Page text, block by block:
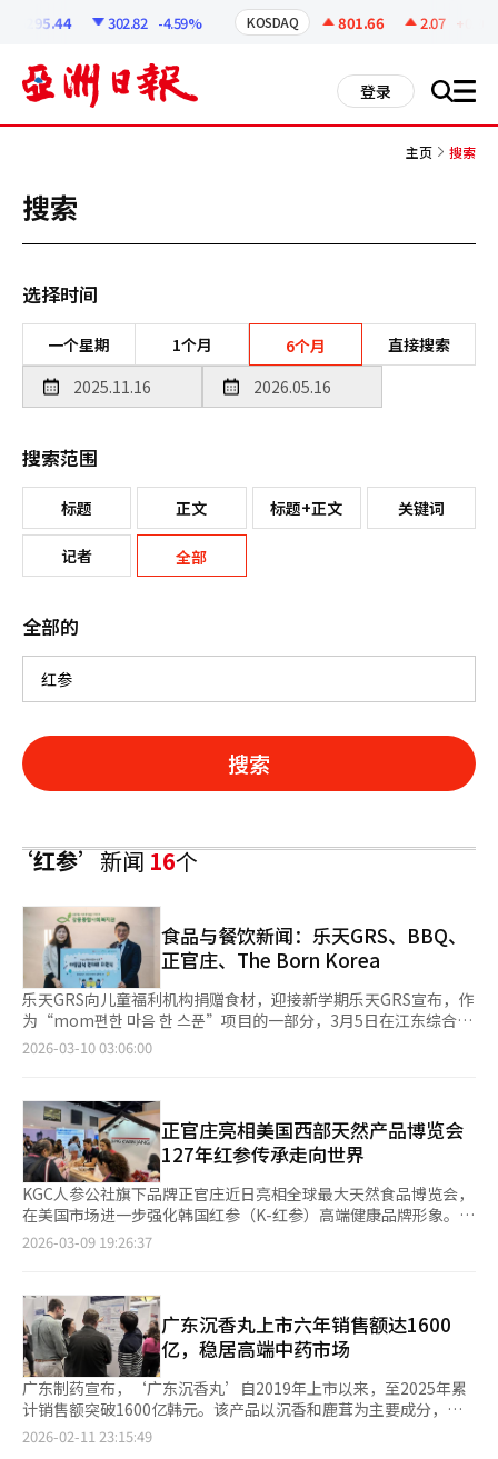
6295.44 302.82 -4.59% KOSDAQ 801.66 2.07 +0.26%
登录 搜 all
主页 搜索
搜索
选择时间
一个星期 1个月 6个月 直接搜索
搜索范围
标题 正文 标题+正文 关键词
记者 全部
全部的
搜索
‘红参’新闻16个
食品与餐饮新闻：乐天GRS、BBQ、
正官庄、The Born Korea
乐天GRS向儿童福利机构捐赠食材，迎接新学期乐天GRS宣布，作
为“mom편한 마음 한 스푼”项目的一部分，3月5日在江东综合社
会福利馆与国际救援发展NGO“希望之友饥饿对策”共同举行了食
关设施的膳食。乐天GRS自去年年底以来一直在进行食材捐赠活
动，曾向首尔阿山食品银行和7个社会福利机构捐赠了价值约1亿韩
元的3000箱食材，并为首都圈的单亲家庭和弱势儿童提供了春节
礼包。乐天GRS的相关负责人表示：“我们希望通过食材捐赠帮助
孩子们健康地开始新学期。未来，我们将继续与社区共同成长，为
孩子们的幸福未来开展多样的分享活动。” BBQ累计捐赠26亿韩
元，扩大非洲饮水和教育支持BBQ宣布，自2018年以来，通过与
国际救援发展NGO“爱非洲”合作的社会贡献项目，累计捐赠了
业国际救援NGO“爱非洲”合作的社会贡献活动。每当顾客订购炸
鸡时，总部和加盟店各捐赠10韩元，形成配对基金，用于支持非洲
弱势群体。这些资金用于改善当地居民的生活环境，包括饮水、食
物和医疗支持。BBQ还支持非洲地区居民的自立基础教育和基础设
施建设。去年，BBQ在肯尼亚卡吉亚多县的诺雷特小学和中学建立
了“BBQ鸡农场和自立营”，传播家禽养殖技术，并通过鸡蛋和鸡
肉生产支持自立基础。部分学生生产的鸡蛋用于学校膳食，其余用
于销售以创造收入。此外，还进行了中学建筑和水井建设等教育和
2026-03-10 03:06:00
正官庄亮相美国西部天然产品博览会
127年红参传承走向世界
KGC人参公社旗下品牌正官庄近日亮相全球最大天然食品博览会，
在美国市场进一步强化韩国红参（K-红参）高端健康品牌形象。
正官庄于当地时间本月4日至6日在美国加利福尼亚州阿纳海姆参
天然食品展会之一，汇聚来自约130个国家和地区的3000多家食品
饮料企业及超过6万名业内人士，被视为观察全球健康与食品趋势
的重要平台。正官庄每年参展，借此加强在北美市场的品牌认知
度，并吸引更多海外消费者和合作伙伴。 本届展会上，正官庄
以“127年，韩国人参的传承”（127 Years, Korean Ginseng
Legacy）为主题，打造韩屋风格展位，通过融合127年积累的种植
与制造经验、科研技术与品牌故事，传递“每日健康解决方
案”（Daily Wellness Solution）的品牌理念。 在产品展示方
2026-03-09 19:26:37
广东沉香丸上市六年销售额达1600
亿，稳居高端中药市场
广东制药宣布，‘广东沉香丸’自2019年上市以来，至2025年累
计销售额突破1600亿韩元。该产品以沉香和鹿茸为主要成分，凭
借稳定的质量管理和消费者信任，市场份额不断扩大。累计销量约
2026-02-11 23:15:49